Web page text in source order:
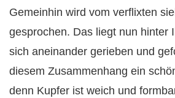
Gemeinhin wird vom verflixten
gesprochen. Das liegt nun hinter
sich aneinander gerieben und
diesem Zusammenhang ein
denn Kupfer ist weich und